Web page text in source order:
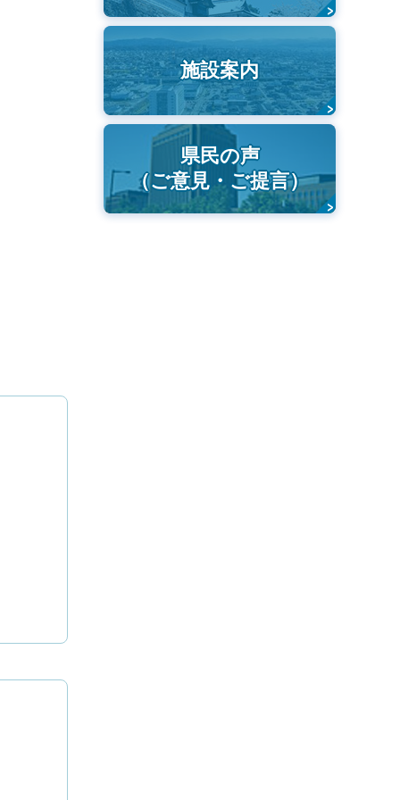
施設案内
県民の声
（ご意見・ご提言）